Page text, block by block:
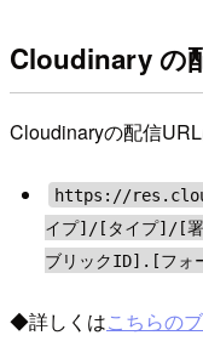
Cloudinary の
Cloudinaryの配信
https://
イプ]/[タイプ]/[
ブリックID].[フォ
◆詳しくはこちらの